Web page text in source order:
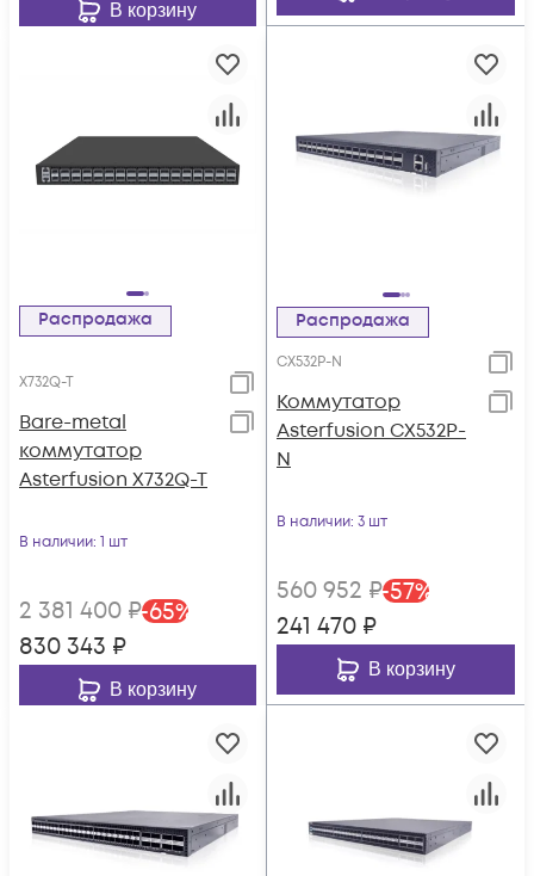
В корзину
Распродажа
X732Q-T
Bare-metal
коммутатор
Asterfusion X732Q-T
В наличии: 1 шт
2 381 400 ₽-65%
830 343 ₽
В корзину
Распродажа
CX532P-N
Коммутатор
Asterfusion CX532P-
N
В наличии: 3 шт
560 952 ₽-57%
241 470 ₽
В корзину